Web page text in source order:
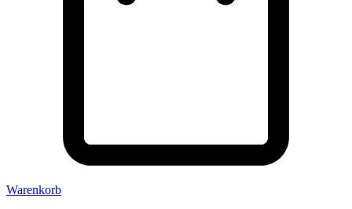
Warenkorb